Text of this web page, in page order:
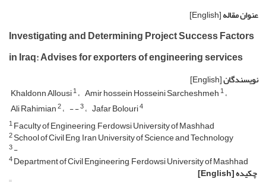
عنوان مقاله[English]
Investigating and Determining Project Success Factors
in Iraq: Advises for exporters of engineering services
نویسندگان[English]
Khaldonn Allousi1 Amir hossein Hosseini Sarcheshmeh1
Ali Rahimian2 - -3 Jafar Bolouri4
1Faculty of Engineering, Ferdowsi University of Mashhad
2School of Civil Eng, Iran University of Science and Technology
3-
4Department of Civil Engineering, Ferdowsi University of Mashhad
چکیده[English]